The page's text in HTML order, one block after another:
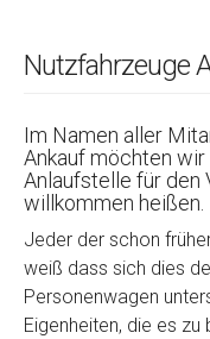
Nutzfahrzeuge
Im Namen aller
Ankauf möchten
Anlaufstelle für den
willkommen heißen.
Jeder der schon
weiß dass sich dies
Personenwagen
Eigenheiten, die es